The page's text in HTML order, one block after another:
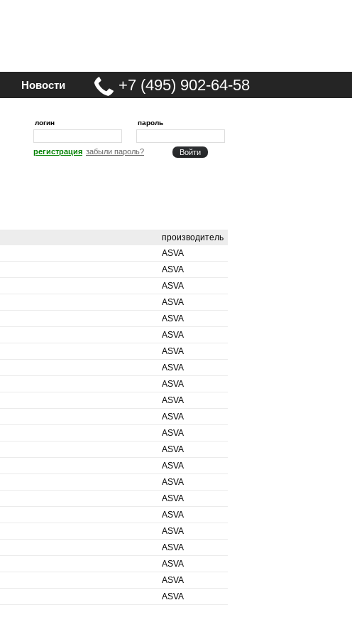
Новости +7 (495) 902-64-58
логин пароль
регистрация забыли пароль?
производитель
ASVA
ASVA
ASVA
ASVA
ASVA
ASVA
ASVA
ASVA
ASVA
ASVA
ASVA
ASVA
ASVA
ASVA
ASVA
ASVA
ASVA
ASVA
ASVA
ASVA
ASVA
ASVA